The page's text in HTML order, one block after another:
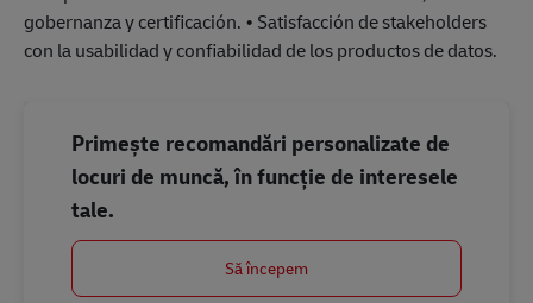
gobernanza y certificación. • Satisfacción de stakeholders
con la usabilidad y confiabilidad de los productos de datos.
Primește recomandări personalizate de
locuri de muncă, în funcție de interesele
tale.
Să începem